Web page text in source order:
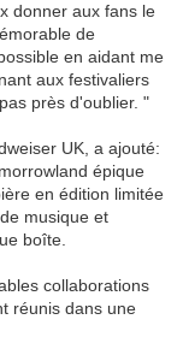
donner aux fans le
de
en aidant me
aux festivaliers
près d'oublier. "
UK, a ajouté:
épique
en édition limitée
musique et
boîte.
collaborations
réunis dans une